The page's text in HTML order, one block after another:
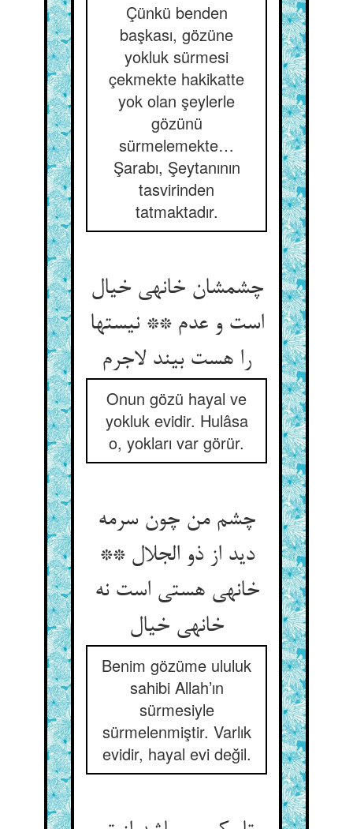
Çünkü benden
başkası, gözüne
yokluk sürmesi
çekmekte hakikatte
yok olan şeylerle
gözünü
sürmelemekte…
Şarabı, Şeytanının
tasvirinden
tatmaktadır.
چشمشان خانه‏ی خیال
است و عدم ** نیستها
را هست بیند لاجرم‏
Onun gözü hayal ve
yokluk evidir. Hulâsa
o, yokları var görür.
چشم من چون سرمه
دید از ذو الجلال **
خانه‏ی هستی است نه
خانه‏ی خیال‏
Benim gözüme ululuk
sahibi Allah’ın
sürmesiyle
sürmelenmiştir. Varlık
evidir, hayal evi değil.